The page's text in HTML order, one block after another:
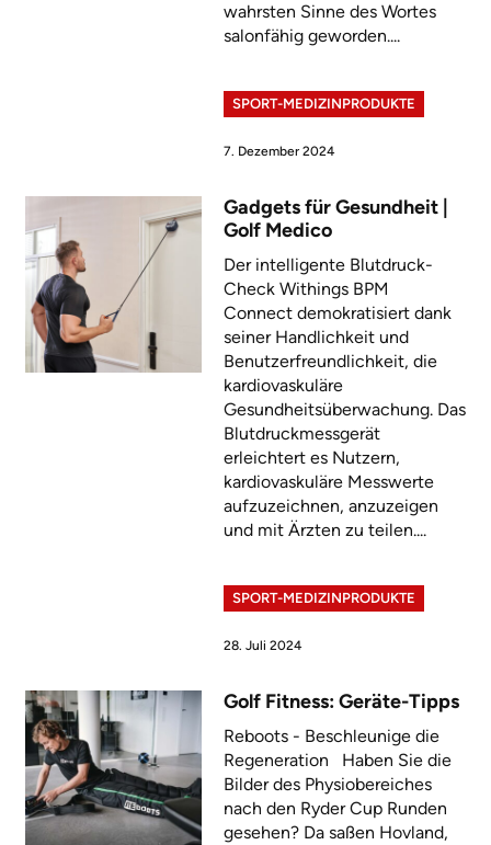
wahrsten Sinne des Wortes
salonfähig geworden....
SPORT-MEDIZINPRODUKTE
7. Dezember 2024
Gadgets für Gesundheit |
Golf Medico
Der intelligente Blutdruck-
Check Withings BPM
Connect demokratisiert dank
seiner Handlichkeit und
Benutzerfreundlichkeit, die
kardiovaskuläre
Gesundheitsüberwachung. Das
Blutdruckmessgerät
erleichtert es Nutzern,
kardiovaskuläre Messwerte
aufzuzeichnen, anzuzeigen
und mit Ärzten zu teilen....
SPORT-MEDIZINPRODUKTE
28. Juli 2024
Golf Fitness: Geräte-Tipps
Reboots - Beschleunige die
Regeneration Haben Sie die
Bilder des Physiobereiches
nach den Ryder Cup Runden
gesehen? Da saßen Hovland,